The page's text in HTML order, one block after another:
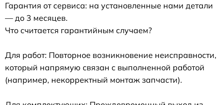
Гарантия от сервиса: на установленные нами детали
— до 3 месяцев.
Что считается гарантийным случаем?
Для работ: Повторное возникновение неисправности,
который напрямую связан с выполненной работой
(например, некорректный монтаж запчасти).